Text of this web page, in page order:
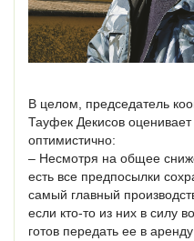
В целом, председатель
Тауфек Декисов оценивает
оптимистично:
– Несмотря на общее
есть все предпосылки
самый главный
если кто-то из них в силу
готов передать ее в